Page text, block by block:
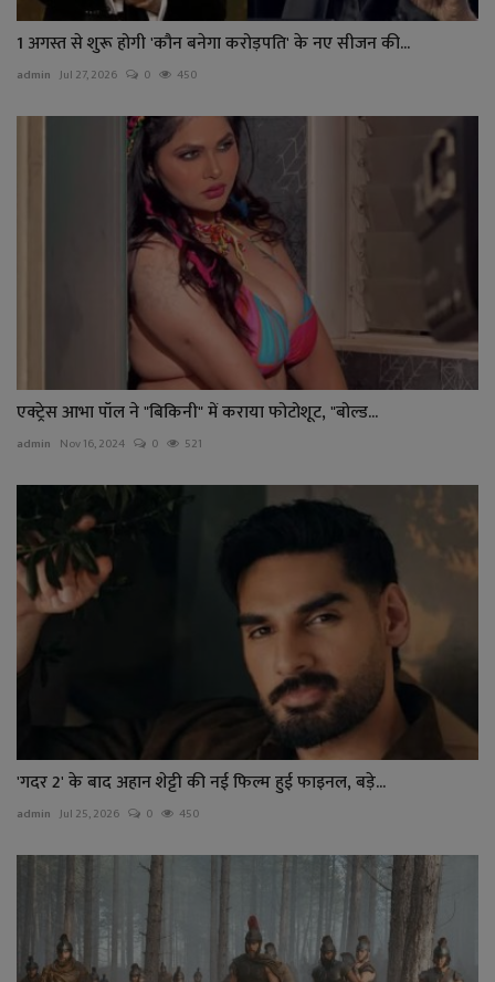
1 अगस्त से शुरू होगी 'कौन बनेगा करोड़पति' के नए सीजन की...
admin Jul 27, 2026 0 450
एक्ट्रेस आभा पॉल ने "बिकिनी" में कराया फोटोशूट, "बोल्ड...
admin Nov 16, 2024 0 521
'गदर 2' के बाद अहान शेट्टी की नई फिल्म हुई फाइनल, बड़े...
admin Jul 25, 2026 0 450